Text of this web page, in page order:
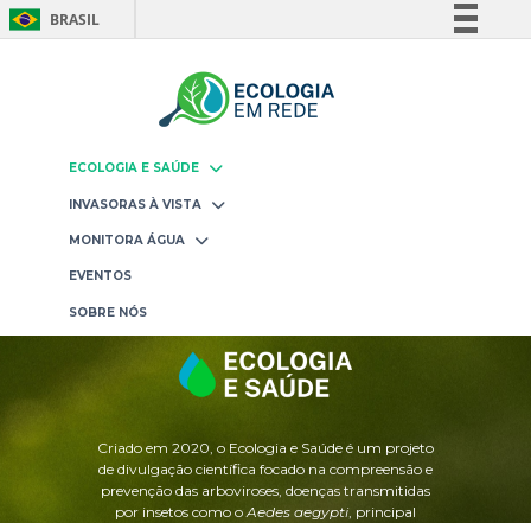
BRASIL
Comunica BR
ECOLOGIA E SAÚDE
INVASORAS À VISTA
MONITORA ÁGUA
EVENTOS
SOBRE NÓS
Criado em 2020, o Ecologia e Saúde é um projeto
de divulgação científica focado na compreensão e
prevenção das arboviroses, doenças transmitidas
por insetos como oAedes aegypti, principal